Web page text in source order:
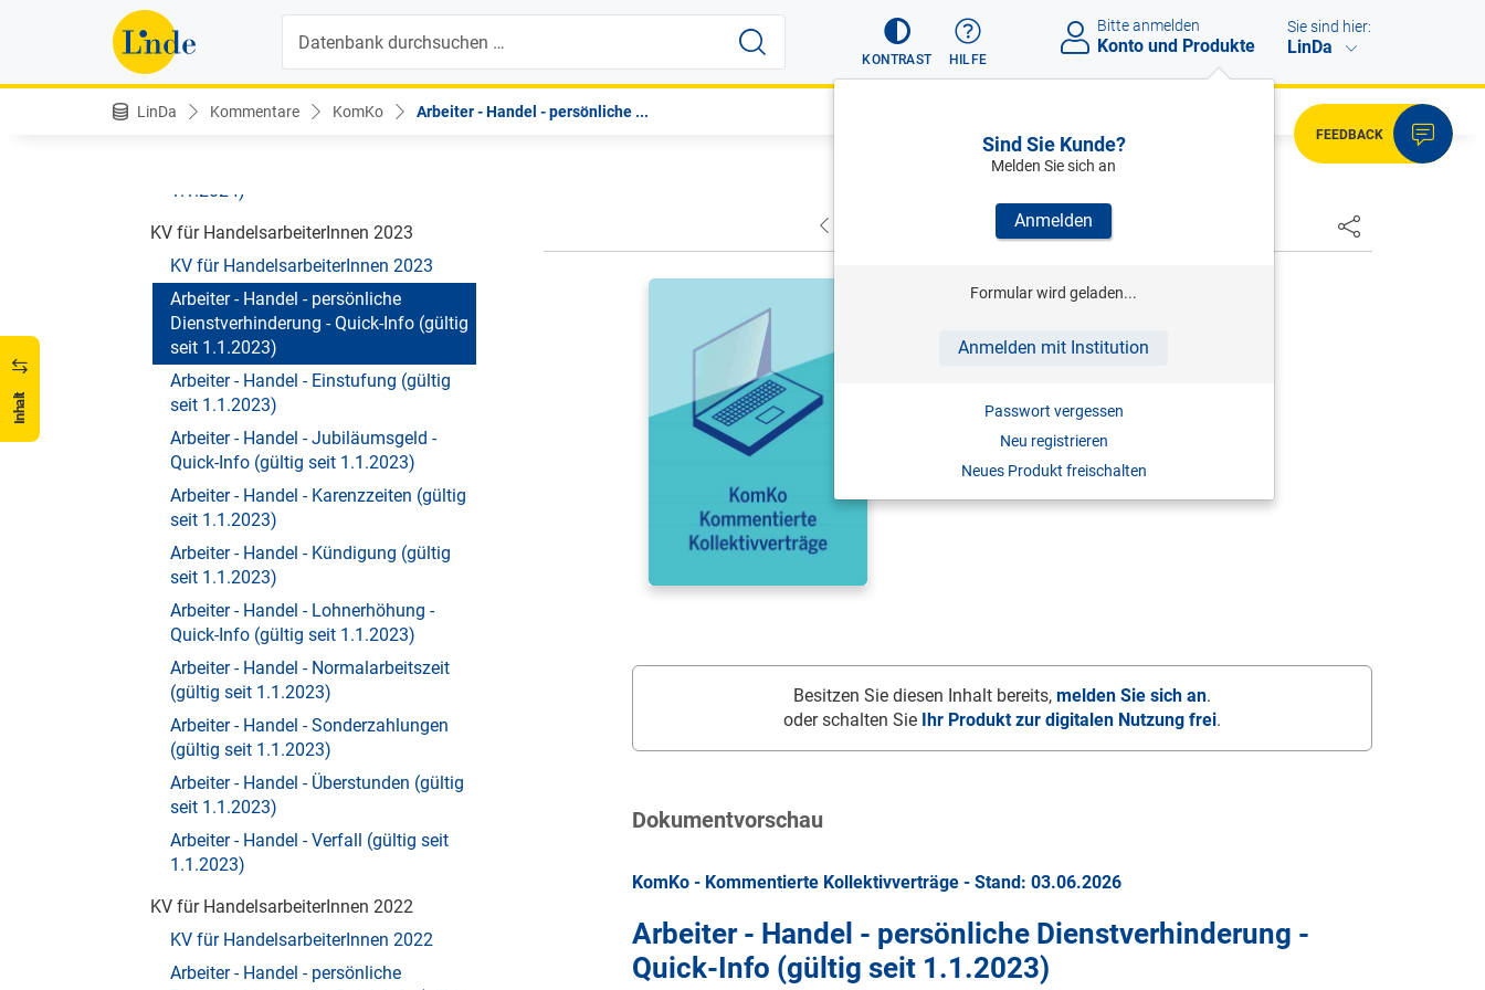
KONTRAST HILFE
Bitte anmelden
Konto und Produkte
Sind Sie Kunde?
Melden Sie sich an
Anmelden
Formular wird geladen...
Anmelden mit Institution
Passwort vergessen
Neu registrieren
Neues Produkt freischalten
Sie sind hier:
LinDa
LinDa Kommentare KomKo Arbeiter - Handel - persönliche ...
FEEDBACK
Inhalt
(gültig seit 1.1.2024)
Arbeiter - Handel - Sonderzahlungen
(gültig seit 1.1.2024)
Arbeiter - Handel - Überstunden (gültig
1.1.2024)
KV für HandelsarbeiterInnen 2023
KV für HandelsarbeiterInnen 2023
Arbeiter - Handel - persönliche
Dienstverhinderung - Quick-Info (gültig
seit 1.1.2023)
Arbeiter - Handel - Einstufung (gültig
seit 1.1.2023)
Arbeiter - Handel - Jubiläumsgeld -
Quick-Info (gültig seit 1.1.2023)
Arbeiter - Handel - Karenzzeiten (gültig
seit 1.1.2023)
Arbeiter - Handel - Kündigung (gültig
seit 1.1.2023)
Arbeiter - Handel - Lohnerhöhung -
Quick-Info (gültig seit 1.1.2023)
Arbeiter - Handel - Normalarbeitszeit
(gültig seit 1.1.2023)
Arbeiter - Handel - Sonderzahlungen
(gültig seit 1.1.2023)
Arbeiter - Handel - Überstunden (gültig
seit 1.1.2023)
Arbeiter - Handel - Verfall (gültig seit
1.1.2023)
KV für HandelsarbeiterInnen 2022
KV für HandelsarbeiterInnen 2022
Arbeiter - Handel - persönliche
NÄCHSTER
HITZ/SCHRENK
Stand: 03.06.2026
Besitzen Sie diesen Inhalt bereits, melden Sie sich an.
oder schalten Sie Ihr Produkt zur digitalen Nutzung frei.
Dokumentvorschau
KomKo - Kommentierte Kollektivverträge - Stand: 03.06.2026
Arbeiter - Handel - persönliche Dienstverhinderung -
Quick-Info (gültig seit 1.1.2023)